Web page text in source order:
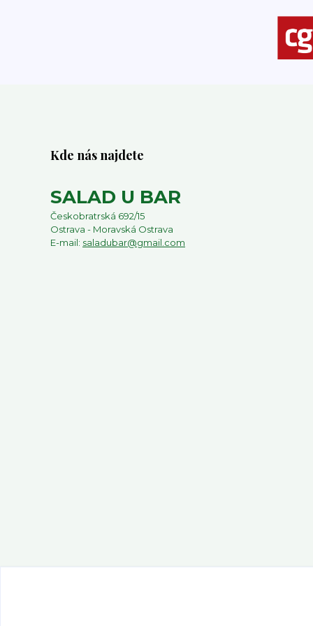
Kde nás najdete
SALAD U BAR
Českobratrská 692/15
Ostrava - Moravská Ostrava
E-mail: saladubar@gmail.com